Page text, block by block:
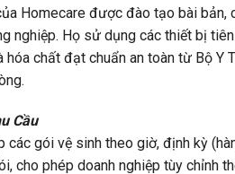
Homecare được đào tạo bài bản,
nghiệp. Họ sử dụng các thiết bị
hóa chất đạt chuẩn an toàn từ Bộ
Cầu
các gói vệ sinh theo giờ, định kỳ
cho phép doanh nghiệp tùy chỉnh